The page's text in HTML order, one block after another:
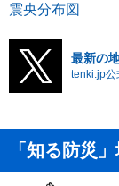
震央分布図
最新の
tenki.jp公
「知る防災